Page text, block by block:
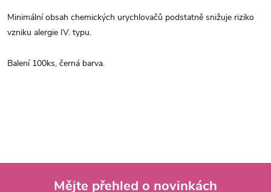
Minimální obsah chemických urychlovačů podstatně snižuje riziko
vzniku alergie IV. typu.
Balení 100ks, černá barva.
Mějte přehled o novinkách